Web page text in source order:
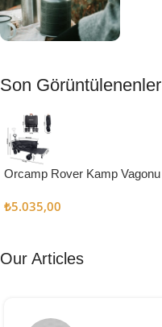
Muftağı
Kampçı
Şefler İçin
Keşfet
Son Görüntülenenler
Orcamp Rover Kamp Vagonu
₺5.035,00
Our Articles